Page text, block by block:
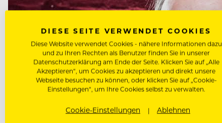
DIESE SEITE VERWENDET COOKIES
Diese Website verwendet Cookies - nähere Informationen dazu
und zu Ihren Rechten als Benutzer finden Sie in unserer
Datenschutzerklärung am Ende der Seite. Klicken Sie auf „Alle
Akzeptieren“, um Cookies zu akzeptieren und direkt unsere
Webseite besuchen zu können, oder klicken Sie auf „Cookie-
Einstellungen“, um Ihre Cookies selbst zu verwalten.
Cookie-Einstellungen Ablehnen